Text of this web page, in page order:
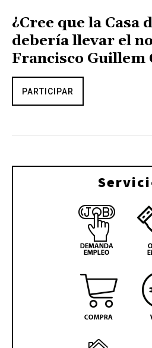
¿Cree que la Casa
debería llevar el
Francisco Guillem
PARTICIPAR